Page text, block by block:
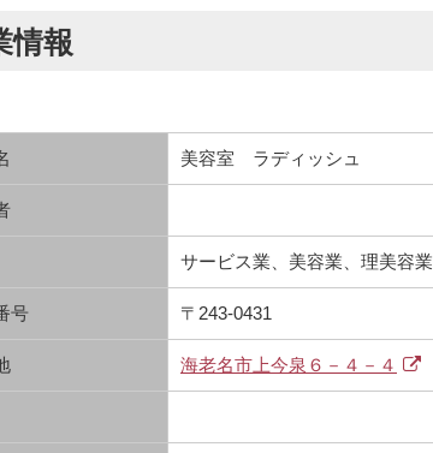
情報
美容室 ラディッシュ
サービス業、美容業、理美容業
号 〒243-0431
海老名市上今泉６－４－４